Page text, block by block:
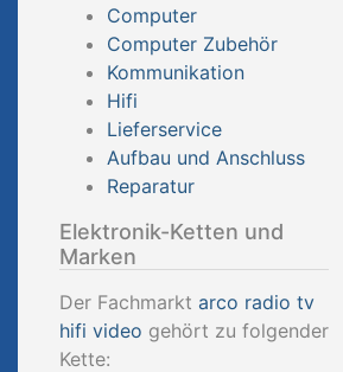
Computer
Computer Zubehör
Kommunikation
Hifi
Lieferservice
Aufbau und Anschluss
Reparatur
Elektronik-Ketten und
Marken
Der Fachmarkt arco radio tv
hifi video gehört zu folgender
Kette: